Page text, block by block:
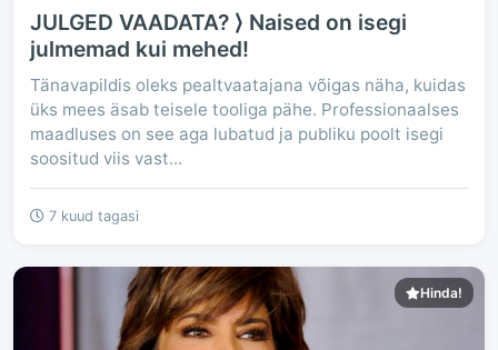
JULGED VAADATA? ⟩ Naised on isegi
julmemad kui mehed!
Tänavapildis oleks pealtvaatajana võigas näha, kuidas
üks mees äsab teisele tooliga pähe. Professionaalses
maadluses on see aga lubatud ja publiku poolt isegi
soositud viis vast...
7 kuud tagasi
Hinda!